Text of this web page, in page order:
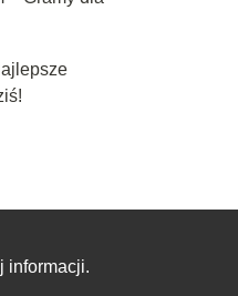
informacji.